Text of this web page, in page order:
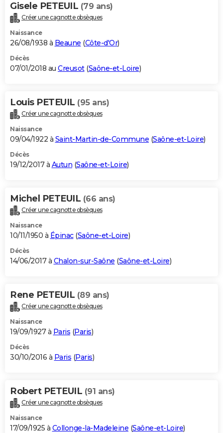
Gisele PETEUIL (79 ans)
Créer une cagnotte obsèques
Naissance
26/08/1938 à Beaune (Côte-d'Or)
Décès
07/01/2018 au Creusot(Saône-et-Loire)
Louis PETEUIL (95 ans)
Créer une cagnotte obsèques
Naissance
09/04/1922 à Saint-Martin-de-Commune (Saône-et-Loire)
Décès
19/12/2017 à Autun (Saône-et-Loire)
Michel PETEUIL (66 ans)
Créer une cagnotte obsèques
Naissance
10/11/1950 à Épinac(Saône-et-Loire)
Décès
14/06/2017 à Chalon-sur-Saône (Saône-et-Loire)
Rene PETEUIL (89 ans)
Créer une cagnotte obsèques
Naissance
19/09/1927 à Paris (Paris)
Décès
30/10/2016 à Paris (Paris)
Robert PETEUIL (91 ans)
Créer une cagnotte obsèques
Naissance
17/09/1925 à Collonge-la-Madeleine (Saône-et-Loire)